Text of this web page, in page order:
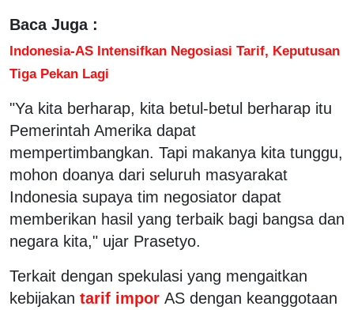
Baca Juga :
Indonesia-AS Intensifkan Negosiasi Tarif, Keputusan
Tiga Pekan Lagi
"Ya kita berharap, kita betul-betul berharap itu
Pemerintah Amerika dapat
mempertimbangkan. Tapi makanya kita tunggu,
mohon doanya dari seluruh masyarakat
Indonesia supaya tim negosiator dapat
memberikan hasil yang terbaik bagi bangsa dan
negara kita," ujar Prasetyo.
Terkait dengan spekulasi yang mengaitkan
kebijakan tarif impor AS dengan keanggotaan